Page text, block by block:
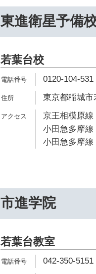
東進衛星予備
若葉台校
0120-104-531
東京都稲城市
京王相模原
小田急多摩線
小田急多摩線
市進学院
若葉台教室
042-350-5151